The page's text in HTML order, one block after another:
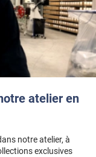
atelier en
notre atelier, à
exclusives